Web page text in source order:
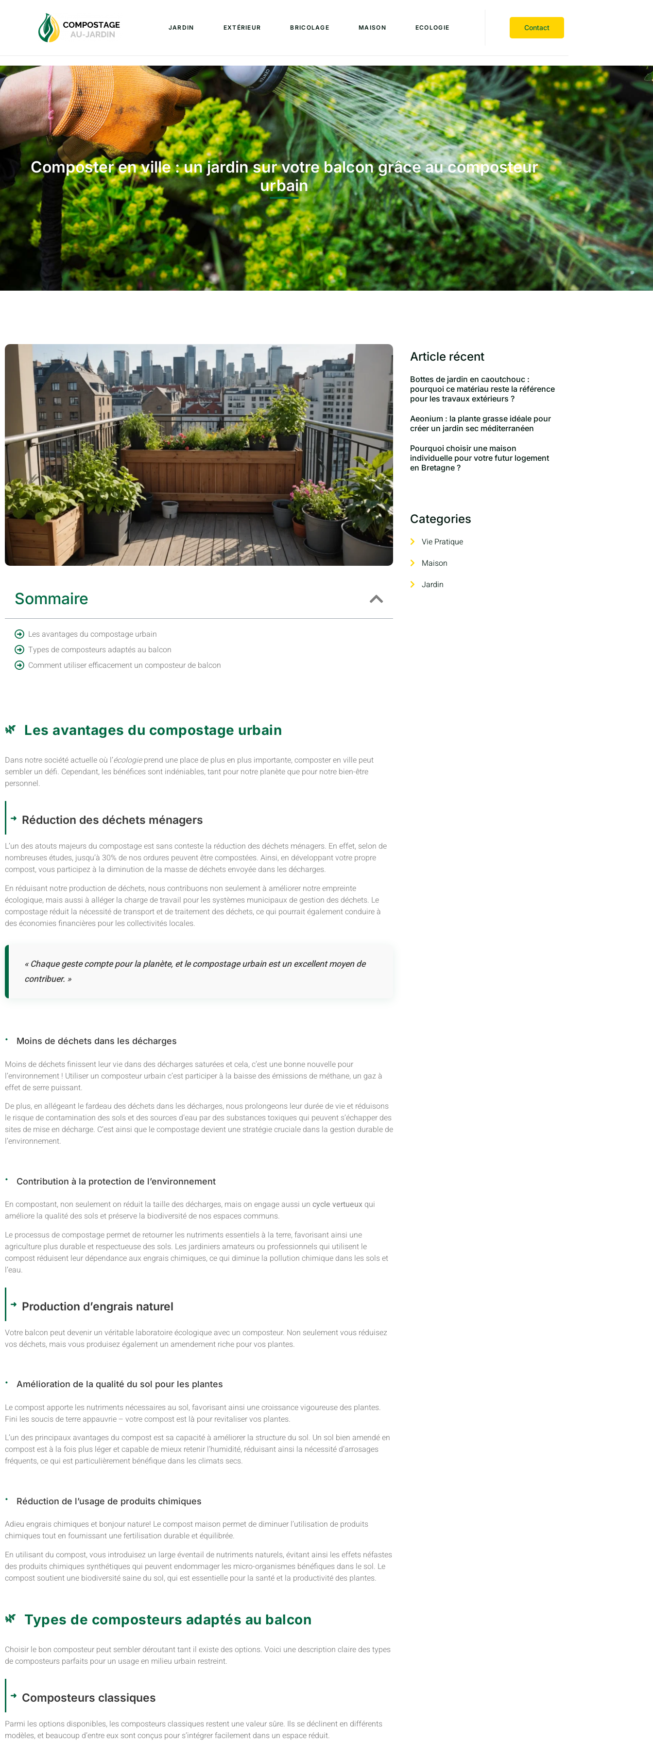
JARDIN EXTÉRIEUR BRICOLAGE MAISON ECOLOGIE Contact
Composter en ville : un jardin sur votre balcon grâce au composteur
urbain
Sommaire
Les avantages du compostage urbain
Types de composteurs adaptés au balcon
Comment utiliser efficacement un composteur de balcon
Les avantages du compostage urbain
Dans notre société actuelle où l’écologieprend une place de plus en plus importante, composter en ville peut
sembler un défi. Cependant, les bénéfices sont indéniables, tant pour notre planète que pour notre bien-être
personnel.
Réduction des déchets ménagers
L’un des atouts majeurs du compostage est sans conteste la réduction des déchets ménagers. En effet, selon de
nombreuses études, jusqu’à 30% de nos ordures peuvent être compostées. Ainsi, en développant votre propre
compost, vous participez à la diminution de la masse de déchets envoyée dans les décharges.
En réduisant notre production de déchets, nous contribuons non seulement à améliorer notre empreinte
écologique, mais aussi à alléger la charge de travail pour les systèmes municipaux de gestion des déchets. Le
compostage réduit la nécessité de transport et de traitement des déchets, ce qui pourrait également conduire à
des économies financières pour les collectivités locales.
« Chaque geste compte pour la planète, et le compostage urbain est un excellent moyen de
contribuer. »
Moins de déchets dans les décharges
Moins de déchets finissent leur vie dans des décharges saturées et cela, c’est une bonne nouvelle pour
l’environnement ! Utiliser un composteur urbain c’est participer à la baisse des émissions de méthane, un gaz à
effet de serre puissant.
De plus, en allégeant le fardeau des déchets dans les décharges, nous prolongeons leur durée de vie et réduisons
le risque de contamination des sols et des sources d’eau par des substances toxiques qui peuvent s’échapper des
sites de mise en décharge. C’est ainsi que le compostage devient une stratégie cruciale dans la gestion durable de
l’environnement.
Contribution à la protection de l’environnement
En compostant, non seulement on réduit la taille des décharges, mais on engage aussi un cycle vertueux qui
améliore la qualité des sols et préserve la biodiversité de nos espaces communs.
Le processus de compostage permet de retourner les nutriments essentiels à la terre, favorisant ainsi une
agriculture plus durable et respectueuse des sols. Les jardiniers amateurs ou professionnels qui utilisent le
compost réduisent leur dépendance aux engrais chimiques, ce qui diminue la pollution chimique dans les sols et
l’eau.
Production d’engrais naturel
Votre balcon peut devenir un véritable laboratoire écologique avec un composteur. Non seulement vous réduisez
vos déchets, mais vous produisez également un amendement riche pour vos plantes.
Amélioration de la qualité du sol pour les plantes
Le compost apporte les nutriments nécessaires au sol, favorisant ainsi une croissance vigoureuse des plantes.
Fini les soucis de terre appauvrie – votre compost est là pour revitaliser vos plantes.
L’un des principaux avantages du compost est sa capacité à améliorer la structure du sol. Un sol bien amendé en
compost est à la fois plus léger et capable de mieux retenir l’humidité, réduisant ainsi la nécessité d’arrosages
fréquents, ce qui est particulièrement bénéfique dans les climats secs.
Réduction de l’usage de produits chimiques
Adieu engrais chimiques et bonjour nature! Le compost maison permet de diminuer l’utilisation de produits
chimiques tout en fournissant une fertilisation durable et équilibrée.
En utilisant du compost, vous introduisez un large éventail de nutriments naturels, évitant ainsi les effets néfastes
des produits chimiques synthétiques qui peuvent endommager les micro-organismes bénéfiques dans le sol. Le
compost soutient une biodiversité saine du sol, qui est essentielle pour la santé et la productivité des plantes.
Types de composteurs adaptés au balcon
Choisir le bon composteur peut sembler déroutant tant il existe des options. Voici une description claire des types
de composteurs parfaits pour un usage en milieu urbain restreint.
Composteurs classiques
Parmi les options disponibles, les composteurs classiques restent une valeur sûre. Ils se déclinent en différents
modèles, et beaucoup d’entre eux sont conçus pour s’intégrer facilement dans un espace réduit.
Article récent
Bottes de jardin en caoutchouc :
pourquoi ce matériau reste la référence
pour les travaux extérieurs ?
Aeonium : la plante grasse idéale pour
créer un jardin sec méditerranéen
Pourquoi choisir une maison
individuelle pour votre futur logement
en Bretagne ?
Categories
Vie Pratique
Maison
Jardin